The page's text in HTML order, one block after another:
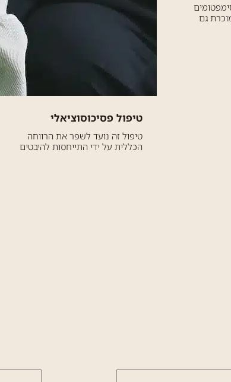
גם
טיפול פסיכוסוציאלי
טיפול זה נועד לשפר את הרווחה
הכללית על ידי התייחסות להיבטים